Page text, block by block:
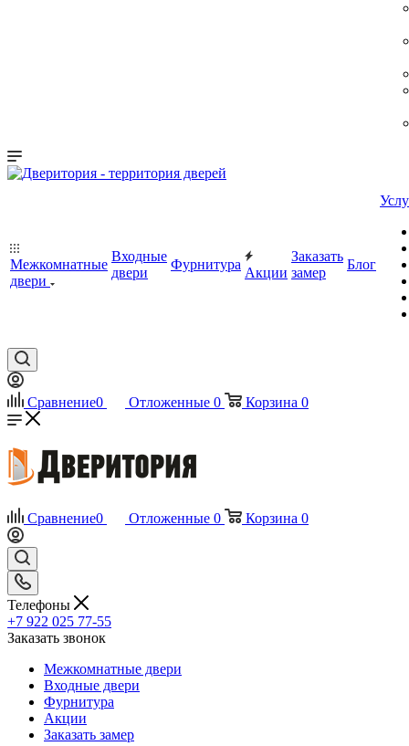
Межкомнатные
двери
Входные
двери
Фурнитура
Акции
Заказать
замер
Блог
Сравнение0 Отложенные 0 Корзина 0
Сравнение0 Отложенные 0 Корзина 0
Телефоны
+7 922 025 77-55
Заказать звонок
Межкомнатные двери
Входные двери
Фурнитура
Акции
Заказать замер